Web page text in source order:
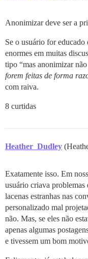
Anonimizar deve ser a
Se o usuário for educado
enormes em muitas
tipo “mas anonimizar
forem feitas de forma
com raiva.
8 curtidas
Heather_Dudley
Exatamente isso. Em
usuário criava problemas
lacenas estranhas nas
personalizado mal
não. Mas, se eles não
apenas algumas
e tivessem um bom